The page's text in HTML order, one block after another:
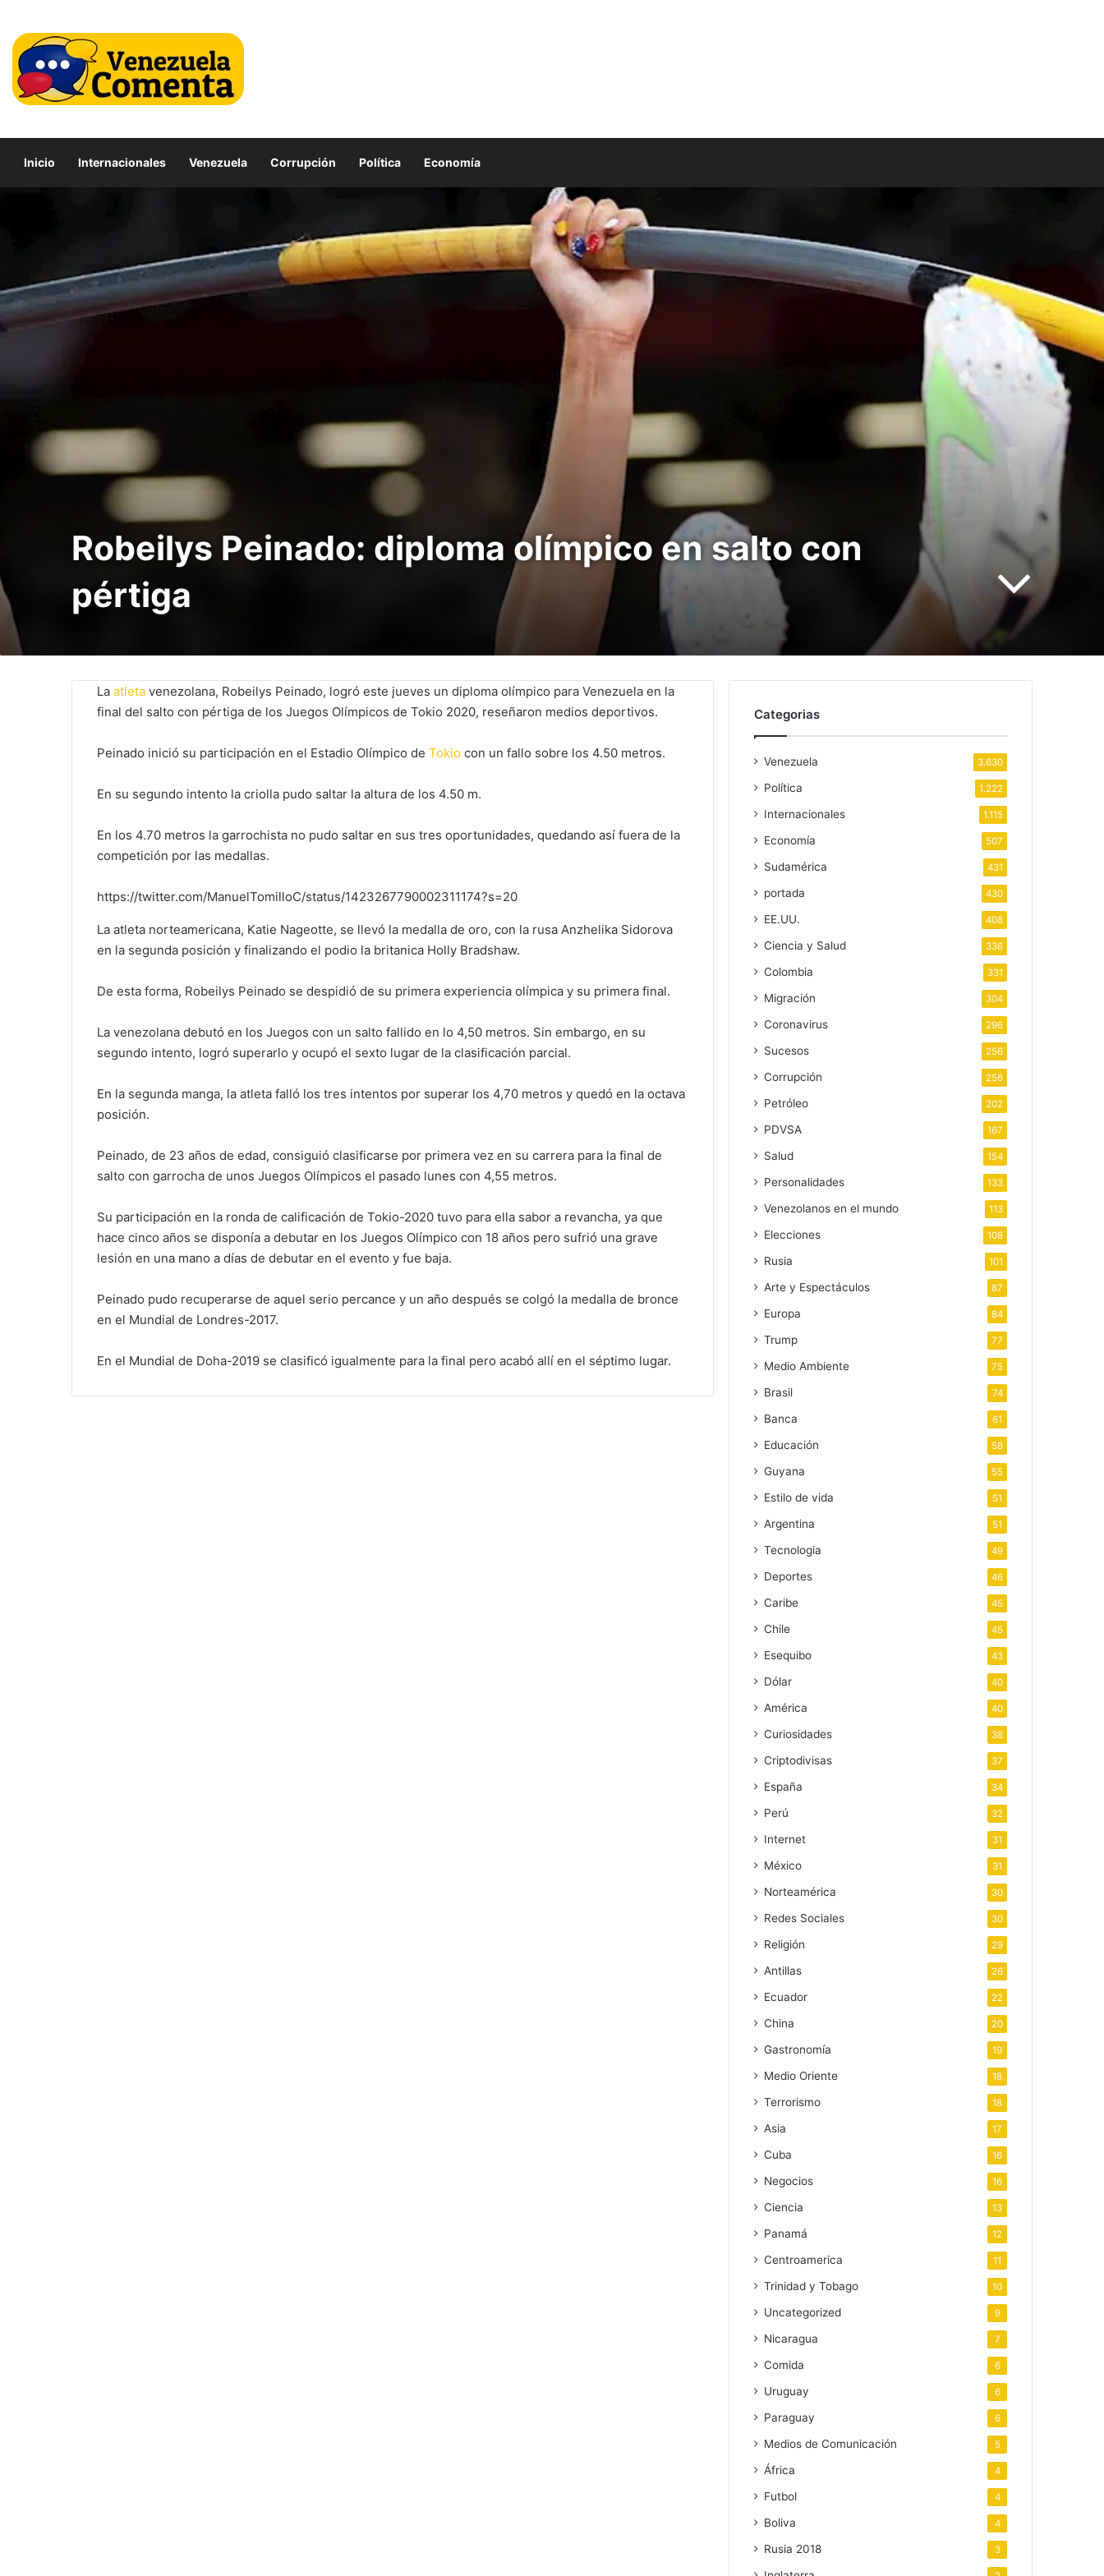
Inicio Internacionales Venezuela Corrupción Política Economía
Robeilys Peinado: diploma olímpico en salto con
pértiga
La atleta venezolana, Robeilys Peinado, logró este jueves un diploma olímpico para Venezuela en la
final del salto con pértiga de los Juegos Olímpicos de Tokio 2020, reseñaron medios deportivos.
Peinado inició su participación en el Estadio Olímpico de Tokio con un fallo sobre los 4.50 metros.
En su segundo intento la criolla pudo saltar la altura de los 4.50 m.
En los 4.70 metros la garrochista no pudo saltar en sus tres oportunidades, quedando así fuera de la
competición por las medallas.
https://twitter.com/ManuelTomilloC/status/1423267790002311174?s=20
La atleta norteamericana, Katie Nageotte, se llevó la medalla de oro, con la rusa Anzhelika Sidorova
en la segunda posición y finalizando el podio la britanica Holly Bradshaw.
De esta forma, Robeilys Peinado se despidió de su primera experiencia olímpica y su primera final.
La venezolana debutó en los Juegos con un salto fallido en lo 4,50 metros. Sin embargo, en su
segundo intento, logró superarlo y ocupó el sexto lugar de la clasificación parcial.
En la segunda manga, la atleta falló los tres intentos por superar los 4,70 metros y quedó en la octava
posición.
Peinado, de 23 años de edad, consiguió clasificarse por primera vez en su carrera para la final de
salto con garrocha de unos Juegos Olímpicos el pasado lunes con 4,55 metros.
Su participación en la ronda de calificación de Tokio-2020 tuvo para ella sabor a revancha, ya que
hace cinco años se disponía a debutar en los Juegos Olímpico con 18 años pero sufrió una grave
lesión en una mano a días de debutar en el evento y fue baja.
Peinado pudo recuperarse de aquel serio percance y un año después se colgó la medalla de bronce
en el Mundial de Londres-2017.
En el Mundial de Doha-2019 se clasificó igualmente para la final pero acabó allí en el séptimo lugar.
Categorias
Venezuela 3.630
Política 1.222
Internacionales 1.115
Economía 507
Sudamérica 431
portada 430
EE.UU. 408
Ciencia y Salud 336
Colombia 331
Migración 304
Coronavirus 296
Sucesos 256
Corrupción 256
Petróleo 202
PDVSA 167
Salud 154
Personalidades 133
Venezolanos en el mundo 113
Elecciones 108
Rusia 101
Arte y Espectáculos 87
Europa 84
Trump 77
Medio Ambiente 75
Brasil 74
Banca 61
Educación 58
Guyana 55
Estilo de vida 51
Argentina 51
Tecnologia 49
Deportes 46
Caribe 45
Chile 45
Esequibo 43
Dólar 40
América 40
Curiosidades 38
Criptodivisas 37
España 34
Perú 32
Internet 31
México 31
Norteamérica 30
Redes Sociales 30
Religión 29
Antillas 26
Ecuador 22
China 20
Gastronomía 19
Medio Oriente 18
Terrorismo 18
Asia 17
Cuba 16
Negocios 16
Ciencia 13
Panamá 12
Centroamerica 11
Trinidad y Tobago 10
Uncategorized 9
Nicaragua 7
Comida 6
Uruguay 6
Paraguay 6
Medios de Comunicación 5
África 4
Futbol 4
Boliva 4
Rusia 2018 3